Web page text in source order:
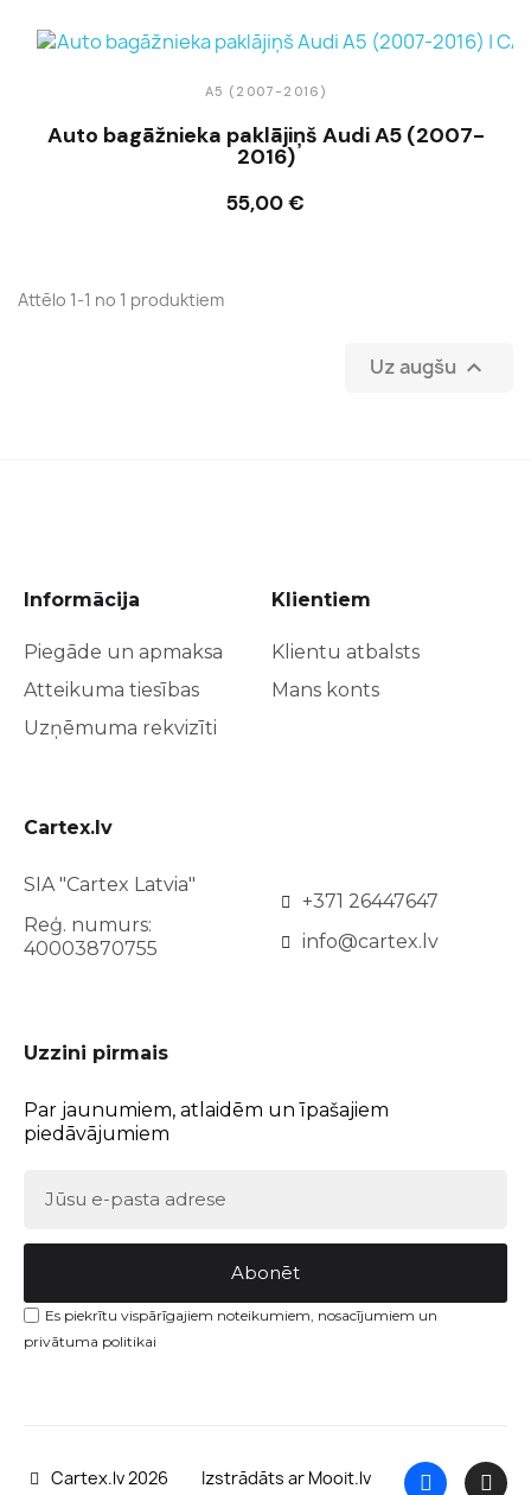
A5 (2007-2016)
Auto bagāžnieka paklājiņš Audi A5 (2007-
2016)
55,00 €
Ielikt grozā
Attēlo 1-1 no 1 produktiem
Uz augšu 
Informācija
Piegāde un apmaksa
Atteikuma tiesības
Uzņēmuma rekvizīti
Klientiem
Klientu atbalsts
Mans konts
Cartex.lv
SIA "Cartex Latvia"
Reģ. numurs:
40003870755
+371 26447647
info@cartex.lv
Uzzini pirmais
Par jaunumiem, atlaidēm un īpašajiem
piedāvājumiem
Abonēt
Es piekrītu vispārīgajiem noteikumiem, nosacījumiem un
privātuma politikai
Cartex.lv 2026 Izstrādāts ar Mooit.lv